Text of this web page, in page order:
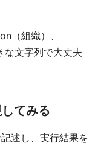
（組織）、
な文字列で大丈夫
てみる
述し、実行結果を